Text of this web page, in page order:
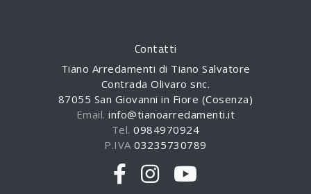
Contatti
Tiano Arredamenti di Tiano Salvatore
Contrada Olivaro snc.
87055 San Giovanni in Fiore (Cosenza)
Email.info@tianoarredamenti.it
Tel.0984970924
P.IVA03235730789